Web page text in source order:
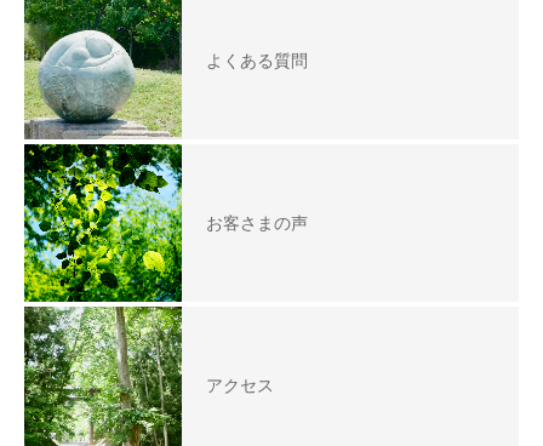
よくある質問
お客さまの声
アクセス